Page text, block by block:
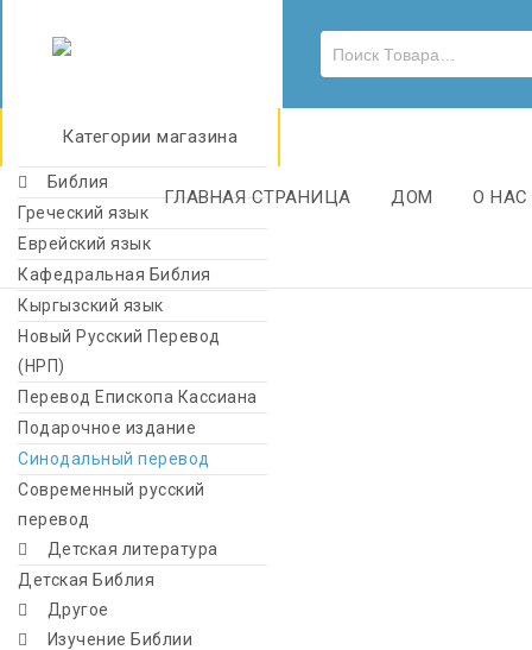
Категории магазина
Библия
Греческий язык
Еврейский язык
Кафедральная Библия
Кыргызский язык
Новый Русский Перевод
(НРП)
Перевод Епископа Кассиана
Подарочное издание
Синодальный перевод
Современный русский
перевод
Детская литература
Детская Библия
Другое
Изучение Библии
ГЛАВНАЯ СТРАНИЦА ДОМ О НАС